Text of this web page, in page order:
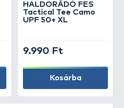
HALDORÁDÓ FES
Tactical Tee Camo
UPF 50+ XL
9.990 Ft
Kosárba